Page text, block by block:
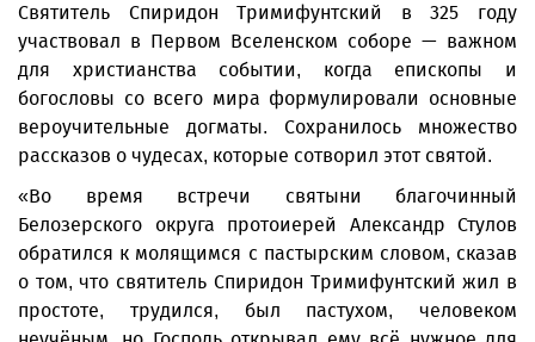
Святитель Спиридон Тримифунтский в 325 году
участвовал в Первом Вселенском соборе — важном
для христианства событии, когда епископы и
богословы со всего мира формулировали основные
вероучительные догматы. Сохранилось множество
рассказов о чудесах, которые сотворил этот святой.
«Во время встречи святыни благочинный
Белозерского округа протоиерей Александр Стулов
обратился к молящимся с пастырским словом, сказав
о том, что святитель Спиридон Тримифунтский жил в
простоте, трудился, был пастухом, человеком